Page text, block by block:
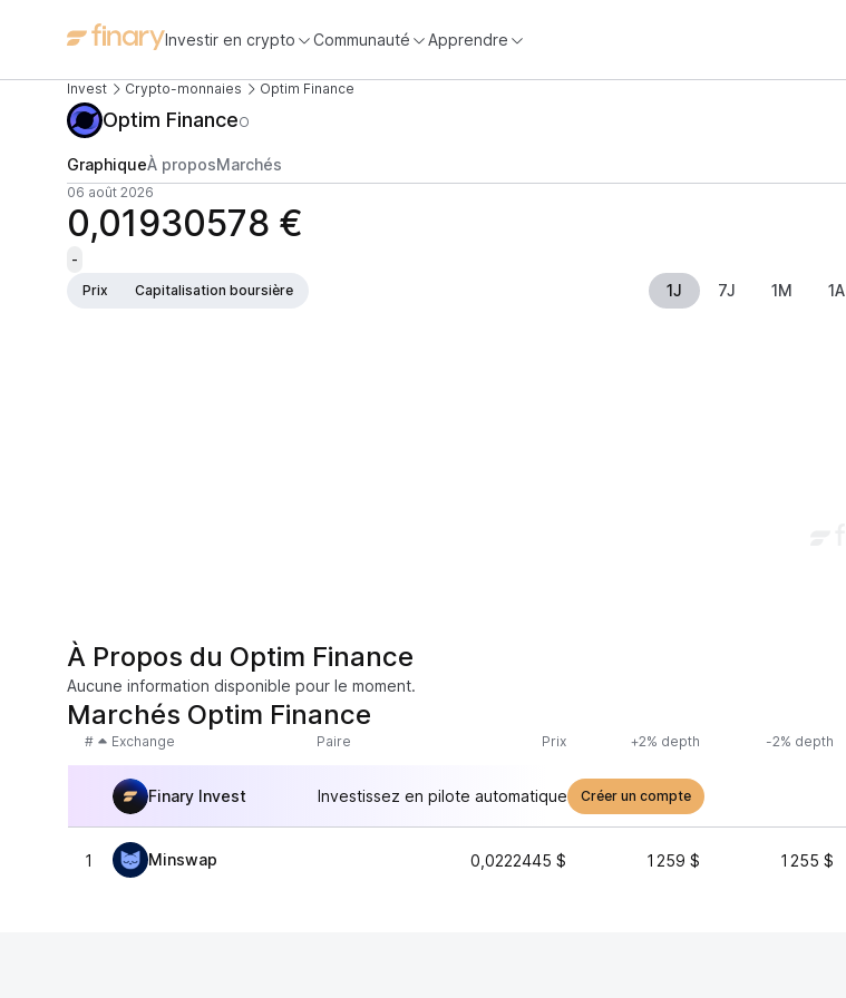
Investir en crypto Communauté Apprendre
Invest Crypto-monnaies Optim Finance
Optim FinanceO
GraphiqueÀ proposMarchés
06 août 2026
0,01930578 €
-
Prix
Capitalisation boursière 1J 7J 1M 1A
À Propos du Optim Finance
Aucune information disponible pour le moment.
Marchés Optim Finance
# Exchange Paire Prix +2% depth -2% depth
Finary Invest Investissez en pilote automatique Créer un compte
1 Minswap 0,0222445 $ 1 259 $ 1 255 $